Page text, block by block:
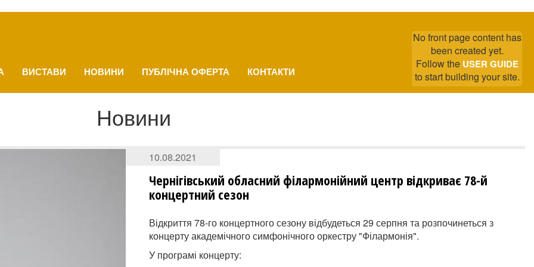
No front page content has
been created yet.
Follow the USER GUIDE
to start building your site.
ВИСТАВИ НОВИНИ ПУБЛІЧНА ОФЕРТА КОНТАКТИ
Новини
10.08.2021
Чернігівський обласний філармонійний центр відкриває 78-й
концертний сезон
Відкриття 78-го концертного сезону відбудеться 29 серпня та розпочинеться з
концерту академічного симфонічного оркестру "Філармонія".
У програмі концерту: